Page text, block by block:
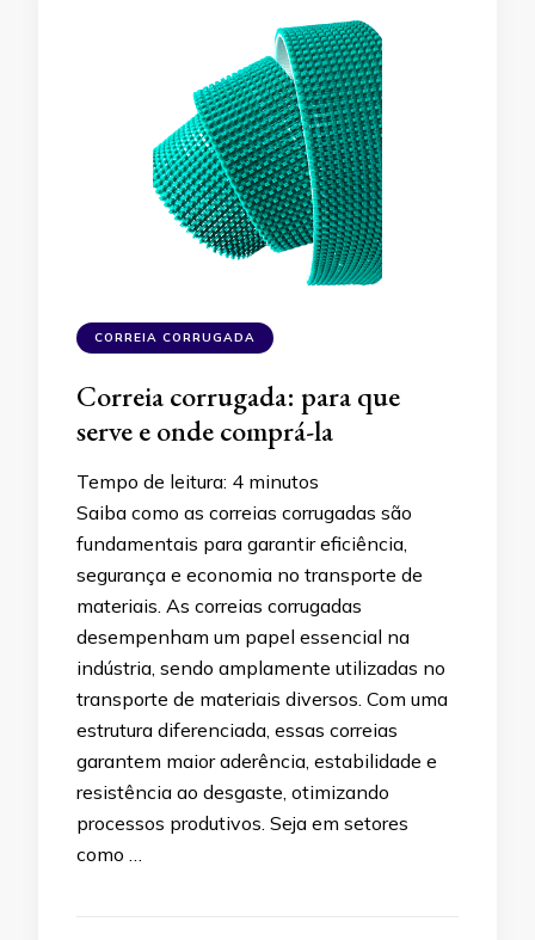
CORREIA CORRUGADA
Correia corrugada: para que
serve e onde comprá-la
Tempo de leitura: 4 minutos
Saiba como as correias corrugadas são
fundamentais para garantir eficiência,
segurança e economia no transporte de
materiais. As correias corrugadas
desempenham um papel essencial na
indústria, sendo amplamente utilizadas no
transporte de materiais diversos. Com uma
estrutura diferenciada, essas correias
garantem maior aderência, estabilidade e
resistência ao desgaste, otimizando
processos produtivos. Seja em setores
como …